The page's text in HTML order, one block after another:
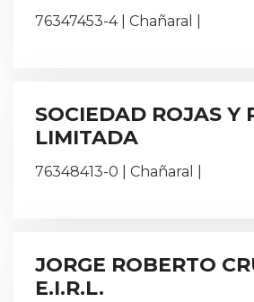
76347453-4 | Chañaral |
SOCIEDAD ROJAS Y
LIMITADA
76348413-0 | Chañaral |
JORGE ROBERTO
E.I.R.L.